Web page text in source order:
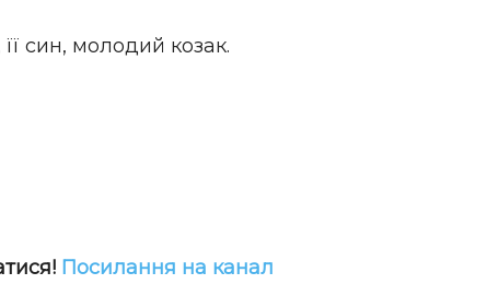
син, молодий козак.
Посилання на канал